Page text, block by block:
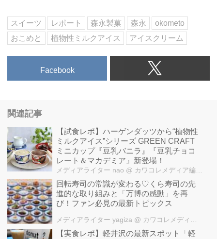
スイーツ レポート 森永製菓 森永
okometo
おこめと
植物性ミルクアイス アイスクリーム
Facebook
関連記事
【試食レポ】ハーゲンダッツから“植物性
ミルクアイス”シリーズ GREEN CRAFT
ミニカップ『豆乳バニラ』『豆乳チョコ
レート＆マカデミア』新登場！
メディアライター nao @ カワコレメディア編集部
回転寿司の常識が変わる♡くら寿司の先
進的な取り組みと「万博の感動」を再
び！ファン必見の最新トピックス
メディアライター yagiza @ カワコレメディア編集部
【実食レポ】軽井沢の最新スポット「軽